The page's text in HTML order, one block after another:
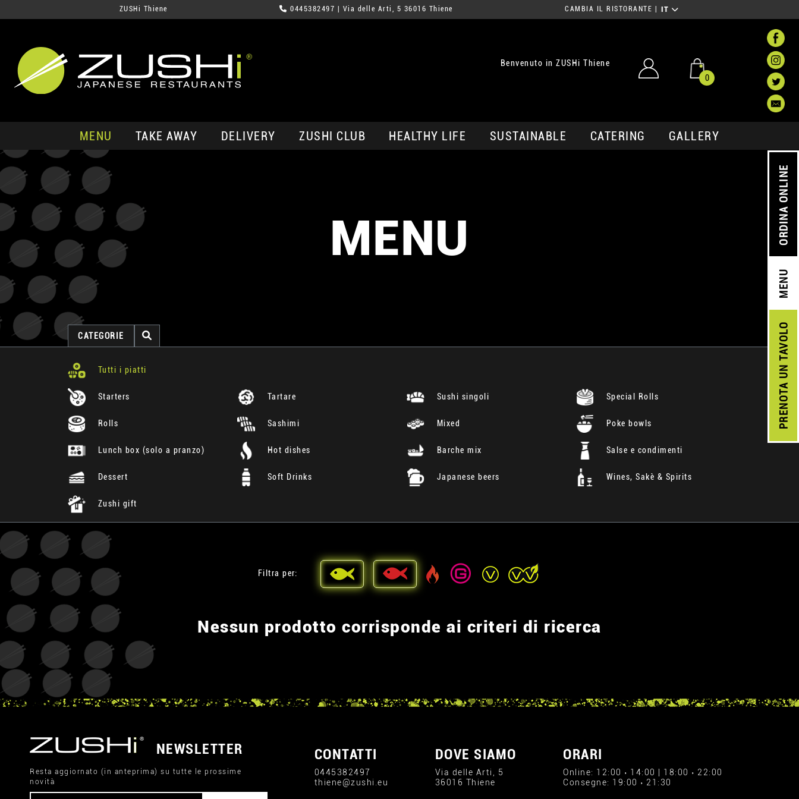
ZUSHi Thiene 0445382497 | Via delle Arti, 5 36016 Thiene CAMBIA IL RISTORANTE IT
Benvenuto in ZUSHi Thiene
0
MENU TAKE AWAY DELIVERY ZUSHI CLUB HEALTHY LIFE SUSTAINABLE CATERING GALLERY
PRENOTA
UN TAVOLO
MENU
ORDINA ONLINE
MENU
CATEGORIE
Tutti i piatti
Starters Tartare Sushi singoli Special Rolls
Rolls Sashimi Mixed Poke bowls
Lunch box (solo a pranzo) Hot dishes Barche mix Salse e condimenti
Dessert Soft Drinks Japanese beers Wines, Sakè & Spirits
Zushi gift
Filtra per:
Nessun prodotto corrisponde ai criteri di ricerca
NEWSLETTER
Resta aggiornato (in anteprima) su tutte le prossime
novità
CONTATTI
0445382497
thiene@zushi.eu
DOVE SIAMO
Via delle Arti, 5
36016 Thiene
ORARI
Online: 12:00 › 14:00 | 18:00 › 22:00
Consegne: 19:00 › 21:30